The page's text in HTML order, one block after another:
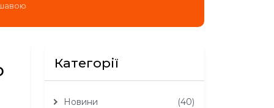
Категорії
Новини
(40)